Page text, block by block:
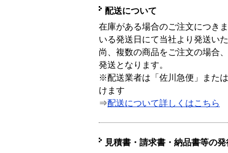
配送について
在庫がある場合のご注文につき
いる発送日にて当社より発送い
尚、複数の商品をご注文の場合
発送となります。
※配送業者は「佐川急便」また
けます
⇒配送について詳しくはこちら
見積書・請求書・納品書等の